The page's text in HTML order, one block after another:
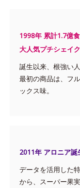
1998年 累計1.7億
大人気プチシェイ
誕生以来、根強い
最初の商品は、フ
ックス味。
2011年 アロニア誕
データを活用した
から、スーパー果